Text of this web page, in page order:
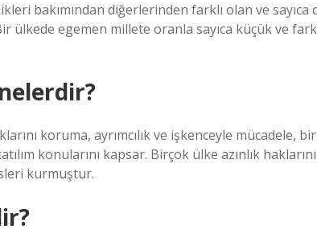
bakımından diğerlerinden farklı olan ve
ülkede egemen millete oranla sayıca küçük ve
koruma, ayrımcılık ve işkenceyle mücadele,
konularını kapsar. Birçok ülke azınlık
kurmuştur.